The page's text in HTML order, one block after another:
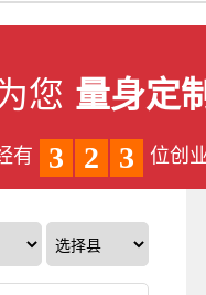
您 量身定
有 3 2 3 位创